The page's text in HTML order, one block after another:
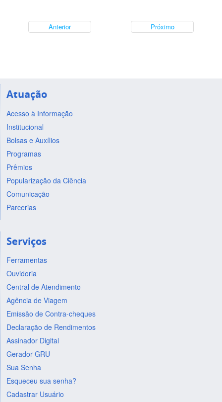
Anterior Próximo
Atuação
Acesso à Informação
Institucional
Bolsas e Auxílios
Programas
Prêmios
Popularização da Ciência
Comunicação
Parcerias
Serviços
Ferramentas
Ouvidoria
Central de Atendimento
Agência de Viagem
Emissão de Contra-cheques
Declaração de Rendimentos
Assinador Digital
Gerador GRU
Sua Senha
Esqueceu sua senha?
Cadastrar Usuário